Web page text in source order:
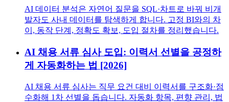
AI 데이터 분석은 자연어 질문을 SQL·차트로 바꿔 비개
발자도 사내 데이터를 탐색하게 합니다. 고정 BI와의 차
이, 동작 단계, 정확도 확보, 도입 절차를 정리했습니다.
AI 채용 서류 심사 도입: 이력서 선별을 공정하
게 자동화하는 법 [2026]
AI 채용 서류 심사는 직무 요건 대비 이력서를 구조화·점
수화해 1차 선별을 돕습니다. 자동화 항목, 편향 관리, 법